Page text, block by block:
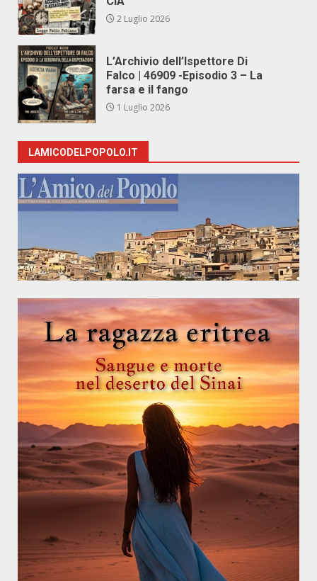
2 Luglio 2026
L’Archivio dell’Ispettore Di
Falco | 46909 -Episodio 3 – La
farsa e il fango
1 Luglio 2026
LAMICODELPOPOLO.IT